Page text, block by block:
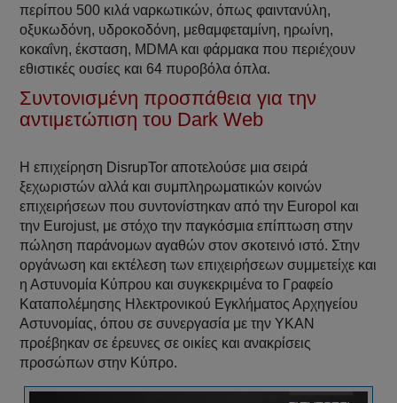
περίπου 500 κιλά ναρκωτικών, όπως φαιντανύλη,
οξυκωδόνη, υδροκοδόνη, μεθαμφεταμίνη, ηρωίνη,
κοκαΐνη, έκσταση, MDMA και φάρμακα που περιέχουν
εθιστικές ουσίες και 64 πυροβόλα όπλα.
Συντονισμένη προσπάθεια για την
αντιμετώπιση του Dark Web
Η επιχείρηση DisrupTor αποτελούσε μια σειρά
ξεχωριστών αλλά και συμπληρωματικών κοινών
επιχειρήσεων που συντονίστηκαν από την Europol και
την Eurojust, με στόχο την παγκόσμια επίπτωση στην
πώληση παράνομων αγαθών στον σκοτεινό ιστό. Στην
οργάνωση και εκτέλεση των επιχειρήσεων συμμετείχε και
η Αστυνομία Κύπρου και συγκεκριμένα το Γραφείο
Καταπολέμησης Ηλεκτρονικού Εγκλήματος Αρχηγείου
Αστυνομίας, όπου σε συνεργασία με την ΥΚΑΝ
προέβηκαν σε έρευνες σε οικίες και ανακρίσεις
προσώπων στην Κύπρο.